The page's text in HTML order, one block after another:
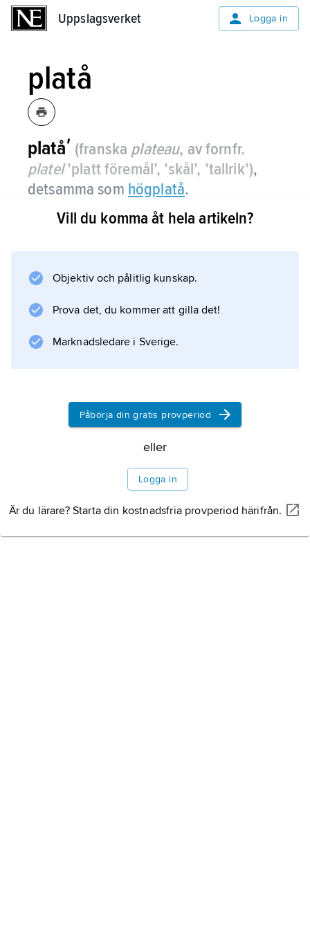
Uppslagsverket Logga in
platå
platåʹ (franska plateau, av fornfr.
platel’platt föremål’, ’skål’, ’tallrik’),
detsamma som högplatå.
Information om artikeln
Vill du komma åt hela artikeln?
Objektiv och pålitlig kunskap.
Prova det, du kommer att gilla det!
Marknadsledare i Sverige.
Påbörja din gratis provperiod
eller
Logga in
Är du lärare? Starta din kostnadsfria provperiod härifrån.